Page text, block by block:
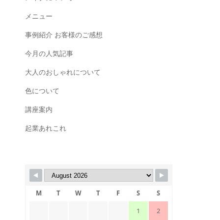
メニュー
事例紹介 お客様のご感想
今月の人気記事
大人のおしゃれについて
色について
講座案内
起業あれこれ
M T W T F S
S
1
2